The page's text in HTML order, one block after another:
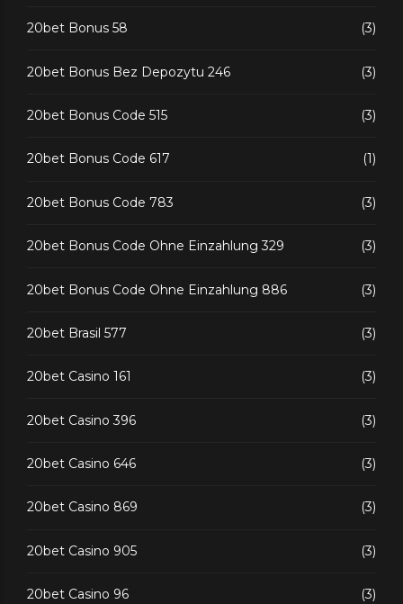
20bet Bonus 58 (3)
20bet Bonus Bez Depozytu 246 (3)
20bet Bonus Code 515 (3)
20bet Bonus Code 617 (1)
20bet Bonus Code 783 (3)
20bet Bonus Code Ohne Einzahlung 329 (3)
20bet Bonus Code Ohne Einzahlung 886 (3)
20bet Brasil 577 (3)
20bet Casino 161 (3)
20bet Casino 396 (3)
20bet Casino 646 (3)
20bet Casino 869 (3)
20bet Casino 905 (3)
20bet Casino 96 (3)